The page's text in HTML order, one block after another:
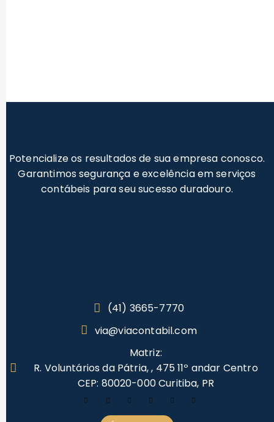
Potencialize os resultados de sua empresa conosco.
Garantimos segurança e excelência em serviços
contábeis para seu sucesso duradouro.
(41) 3665-7770
via@viacontabil.com
Matriz:
R. Voluntários da Pátria, , 475 11º andar Centro
CEP: 80020-000 Curitiba, PR